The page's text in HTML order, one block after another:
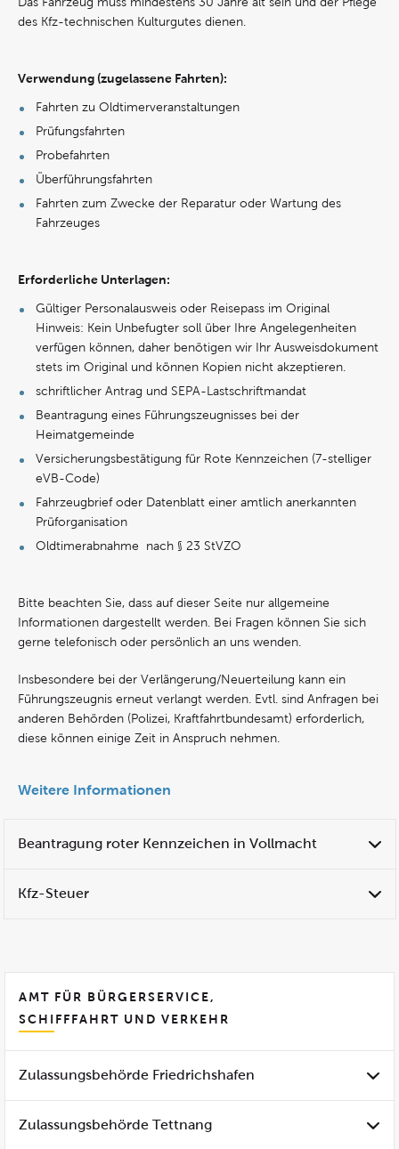
des Kfz-technischen Kulturgutes dienen.
Verwendung (zugelassene Fahrten):
Fahrten zu Oldtimerveranstaltungen
Prüfungsfahrten
Probefahrten
Überführungsfahrten
Fahrten zum Zwecke der Reparatur oder Wartung des
Fahrzeuges
Erforderliche Unterlagen:
Gültiger Personalausweis oder Reisepass im Original
Hinweis: Kein Unbefugter soll über Ihre Angelegenheiten
verfügen können, daher benötigen wir Ihr Ausweisdokument
stets im Original und können Kopien nicht akzeptieren.
schriftlicher Antrag und SEPA-Lastschriftmandat
Beantragung eines Führungszeugnisses bei der
Heimatgemeinde
Versicherungsbestätigung für Rote Kennzeichen (7-stelliger
eVB-Code)
Fahrzeugbrief oder Datenblatt einer amtlich anerkannten
Prüforganisation
Oldtimerabnahme nach § 23 StVZO
Bitte beachten Sie, dass auf dieser Seite nur allgemeine
Informationen dargestellt werden. Bei Fragen können Sie sich
gerne telefonisch oder persönlich an uns wenden.
Insbesondere bei der Verlängerung/Neuerteilung kann ein
Führungszeugnis erneut verlangt werden. Evtl. sind Anfragen bei
anderen Behörden (Polizei, Kraftfahrtbundesamt) erforderlich,
diese können einige Zeit in Anspruch nehmen.
Weitere Informationen
Beantragung roter Kennzeichen in Vollmacht
Kfz-Steuer
AMT FÜR BÜRGERSERVICE,
SCHIFFFAHRT UND VERKEHR
Zulassungsbehörde Friedrichshafen
Zulassungsbehörde Tettnang